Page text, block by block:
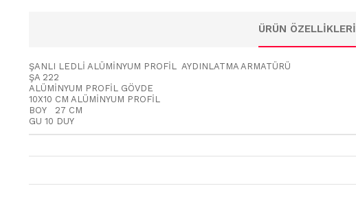
ÜRÜN ÖZELLIKLERI
ŞANLI LEDLİ ALÜMİNYUM PROFİL AYDINLATMA ARMATÜRÜ
ŞA 222
ALÜMİNYUM PROFİL GÖVDE
10X10 CM ALÜMİNYUM PROFİL
BOY 27 CM
GU 10 DUY